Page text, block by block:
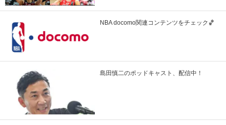
NBA docomo関連コンテンツをチェック🏀
島田慎二のポッドキャスト、配信中！